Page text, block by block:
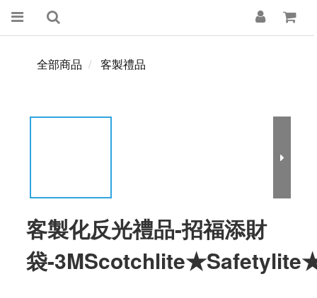
全部商品 客製禮品
客製化反光禮品-招福添財
袋-